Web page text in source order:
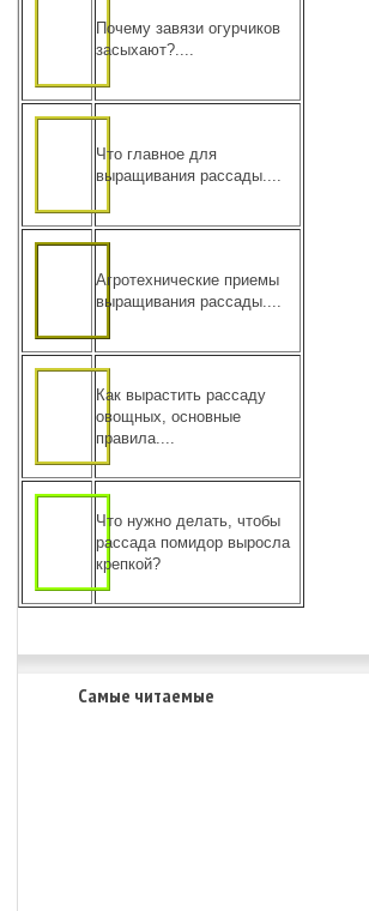
Почему завязи огурчиков
засыхают?....
Что главное для
выращивания рассады....
Агротехнические приемы
выращивания рассады....
Как вырастить рассаду
овощных, основные
правила....
Что нужно делать, чтобы
рассада помидор выросла
крепкой?
Самые читаемые